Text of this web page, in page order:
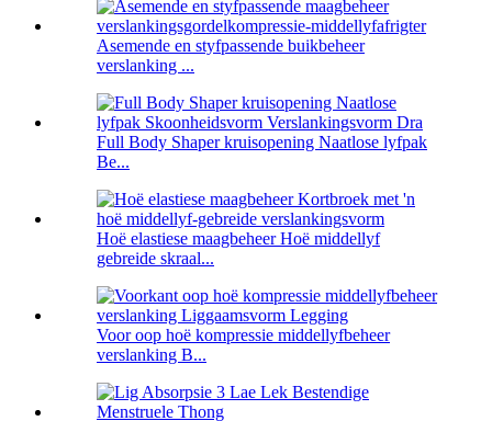
Asemende en styfpassende buikbeheer
verslanking ...
Full Body Shaper kruisopening Naatlose lyfpak
Be...
Hoë elastiese maagbeheer Hoë middellyf
gebreide skraal...
Voor oop hoë kompressie middellyfbeheer
verslanking B...